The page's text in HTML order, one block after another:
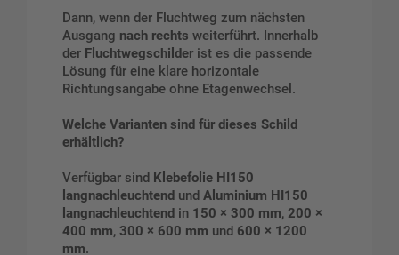
Dann, wenn der Fluchtweg zum nächsten
Ausgang nach rechts weiterführt. Innerhalb
der Fluchtwegschilder ist es die passende
Lösung für eine klare horizontale
Richtungsangabe ohne Etagenwechsel.
Welche Varianten sind für dieses Schild
erhältlich?
Verfügbar sind Klebefolie HI150
langnachleuchtend und Aluminium HI150
langnachleuchtend in 150 × 300 mm, 200 ×
400 mm, 300 × 600 mm und 600 × 1200
mm.